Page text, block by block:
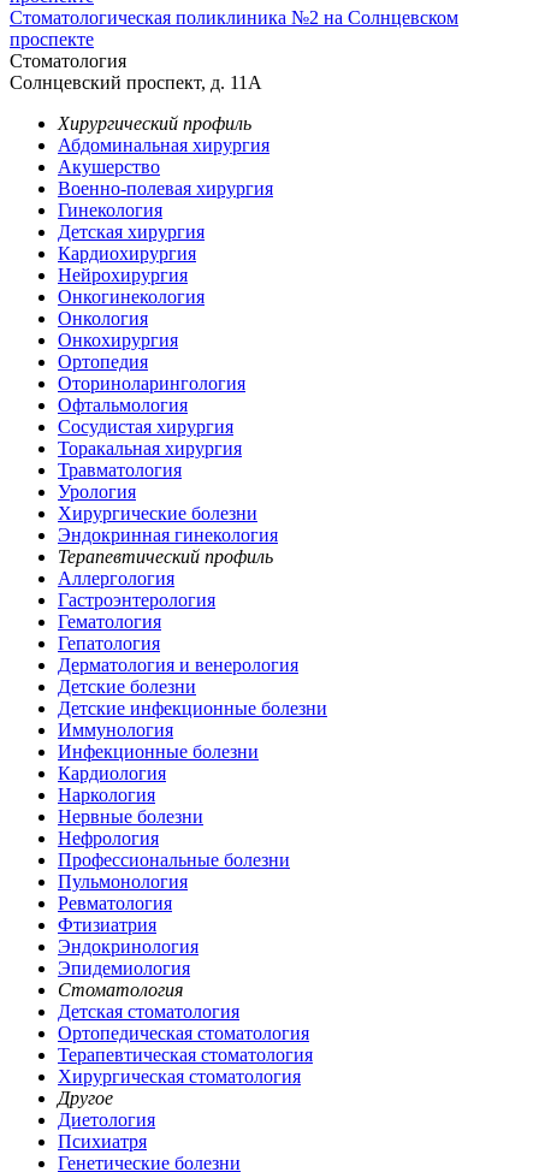
Стоматологическая поликлиника №2 на Солнцевском
проспекте
Стоматология
Солнцевский проспект, д. 11А
Хирургический профиль
Абдоминальная хирургия
Акушерство
Военно-полевая хирургия
Гинекология
Детская хирургия
Кардиохирургия
Нейрохирургия
Онкогинекология
Онкология
Онкохирургия
Ортопедия
Оториноларингология
Офтальмология
Сосудистая хирургия
Торакальная хирургия
Травматология
Урология
Хирургические болезни
Эндокринная гинекология
Терапевтический профиль
Аллергология
Гастроэнтерология
Гематология
Гепатология
Дерматология и венерология
Детские болезни
Детские инфекционные болезни
Иммунология
Инфекционные болезни
Кардиология
Наркология
Нервные болезни
Нефрология
Профессиональные болезни
Пульмонология
Ревматология
Фтизиатрия
Эндокринология
Эпидемиология
Стоматология
Детская стоматология
Ортопедическая стоматология
Терапевтическая стоматология
Хирургическая стоматология
Другое
Диетология
Психиатря
Генетические болезни